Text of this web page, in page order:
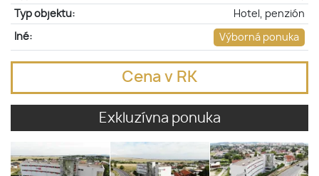
Typ objektu:
Hotel, penzión
Iné: Výborná ponuka
Cena v RK
Exkluzívna ponuka